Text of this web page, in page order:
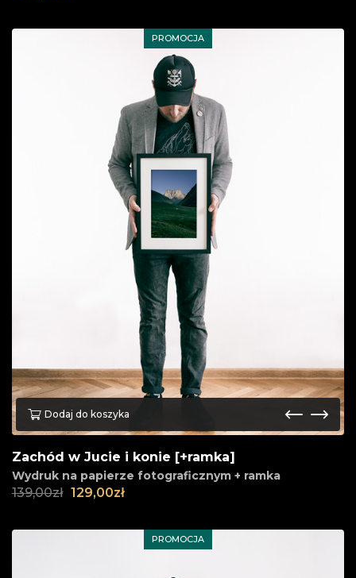
PROMOCJA
Dodaj do koszyka
Zachód w Jucie i konie [+ramka]
Wydruk na papierze fotograficznym + ramka
139,00zł 129,00zł
PROMOCJA